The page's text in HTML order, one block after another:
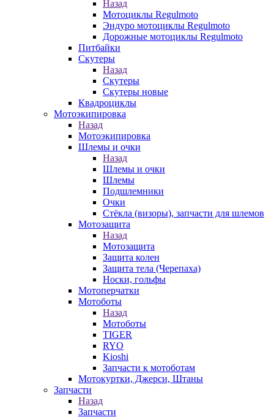
Назад
Мотоциклы Regulmoto
Эндуро мотоциклы Regulmoto
Дорожные мотоциклы Regulmoto
Питбайки
Скутеры
Назад
Скутеры
Скутеры новые
Квадроциклы
Мотоэкипировка
Назад
Мотоэкипировка
Шлемы и очки
Назад
Шлемы и очки
Шлемы
Подшлемники
Очки
Стёкла (визоры), запчасти для шлемов
Мотозащита
Назад
Мотозащита
Защита колен
Защита тела (Черепаха)
Носки, гольфы
Мотоперчатки
Мотоботы
Назад
Мотоботы
TIGER
RYO
Kioshi
Запчасти к мотоботам
Мотокуртки, Джерси, Штаны
Запчасти
Назад
Запчасти